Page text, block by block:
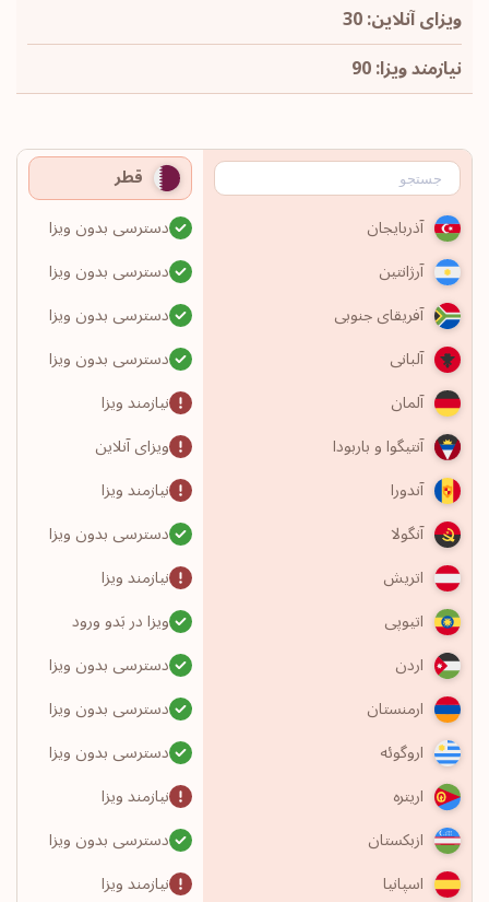
ویزای آنلاین: 30
نیازمند ویزا: 90
قطر
آذربایجان
دسترسی بدون ویزا
آرژانتین
دسترسی بدون ویزا
آفریقای جنوبی
دسترسی بدون ویزا
آلبانی
دسترسی بدون ویزا
آلمان
نیازمند ویزا
آنتیگوا و باربودا
ویزای آنلاین
آندورا
نیازمند ویزا
آنگولا
دسترسی بدون ویزا
اتریش
نیازمند ویزا
اتیوپی
ویزا در بَدو ورود
اردن
دسترسی بدون ویزا
ارمنستان
دسترسی بدون ویزا
اروگوئه
دسترسی بدون ویزا
اریتره
نیازمند ویزا
ازبکستان
دسترسی بدون ویزا
اسپانیا
نیازمند ویزا